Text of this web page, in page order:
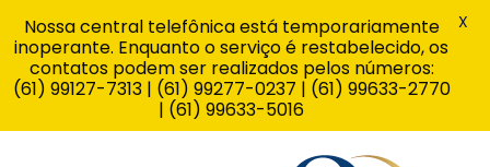
Nossa central telefônica está temporariamente
inoperante. Enquanto o serviço é restabelecido, os
contatos podem ser realizados pelos números:
(61) 99127-7313 | (61) 99277-0237 | (61) 99633-2770
| (61) 99633-5016
X